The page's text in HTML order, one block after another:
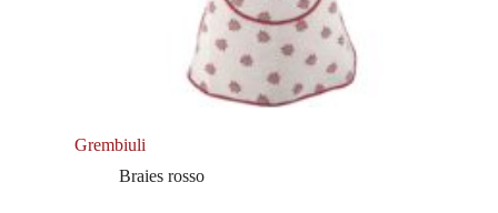
Grembiuli
Braies rosso